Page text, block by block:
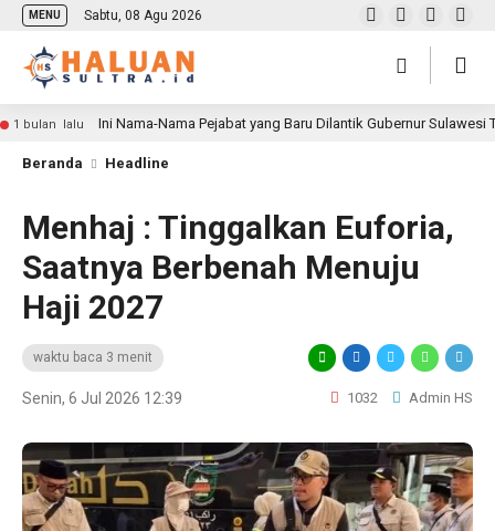
MENU Sabtu, 08 Agu 2026
1 bulan lalu Ini Nama-Nama Pejabat yang Baru Dilantik Gubernur Sulawesi
Beranda Headline
Menhaj : Tinggalkan Euforia,
Saatnya Berbenah Menuju
Haji 2027
waktu baca 3 menit
Senin, 6 Jul 2026 12:39 1032 Admin HS